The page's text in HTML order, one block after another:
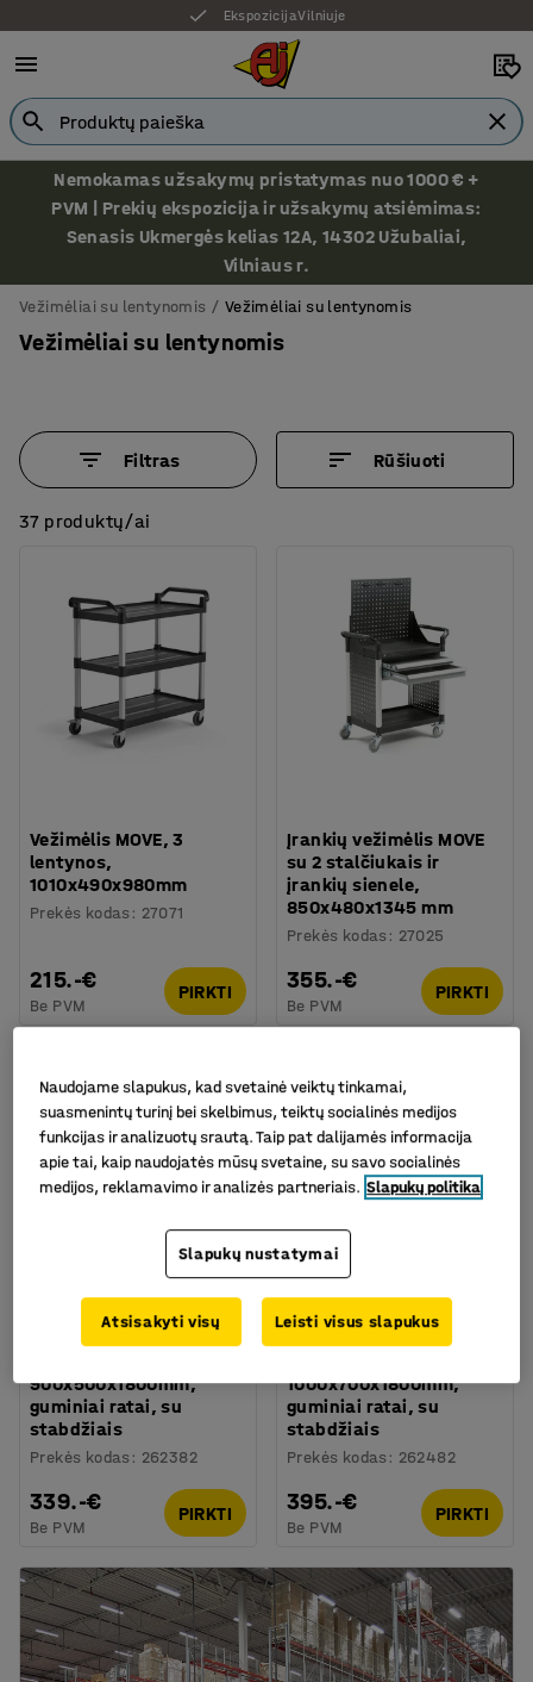
Ekspozicija Vilniuje
Nemokamas užsakymų pristatymas nuo 1000 € +
PVM | Prekių ekspozicija ir užsakymų atsiėmimas:
Senasis Ukmergės kelias 12A, 14302 Užubaliai,
Vilniaus r.
Vežimėliai su lentynomis Vežimėliai su lentynomis
Vežimėliai su lentynomis
Filtras Rūšiuoti
37 produktų/ai
Vežimėlis MOVE, 3
lentynos,
1010x490x980mm
Prekės kodas : 27071
215.-€
Be PVM
PIRKTI
Įrankių vežimėlis MOVE
su 2 stalčiukais ir
įrankių sienele,
850x480x1345 mm
Prekės kodas : 27025
355.-€
Be PVM
PIRKTI
Vežimėlis su 5
900x500x1800mm,
guminiai ratai, su
stabdžiais
Prekės kodas : 262382
339.-€
Be PVM
PIRKTI
Vežimėlis su 5
1000x700x1800mm,
guminiai ratai, su
stabdžiais
Prekės kodas : 262482
395.-€
Be PVM
PIRKTI
Naudojame slapukus, kad svetainė veiktų tinkamai,
suasmenintų turinį bei skelbimus, teiktų socialinės medijos
funkcijas ir analizuotų srautą. Taip pat dalijamės informacija
apie tai, kaip naudojatės mūsų svetaine, su savo socialinės
medijos, reklamavimo ir analizės partneriais. Slapukų politika
Slapukų nustatymai
Atsisakyti visų Leisti visus slapukus